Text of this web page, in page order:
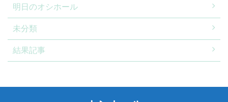
明日のオシホール
未分類
結果記事